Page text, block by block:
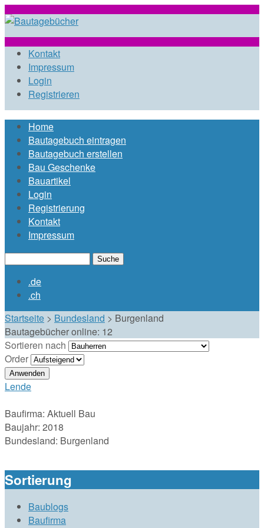
Direkt zum Inhalt
Kontakt
Impressum
Login
Registrieren
Hauptmenü
Home
Bautagebuch eintragen
Bautagebuch erstellen
Bau Geschenke
Bauartikel
Login
Registrierung
Kontakt
Impressum
Suchformular
Suche
.de
.ch
Startseite > Bundesland > Burgenland
Bautagebücher online: 12
Sortieren nach
Order
Lende
Baufirma: Aktuell Bau
Baujahr: 2018
Bundesland: Burgenland
Sortierung
Baublogs
Baufirma